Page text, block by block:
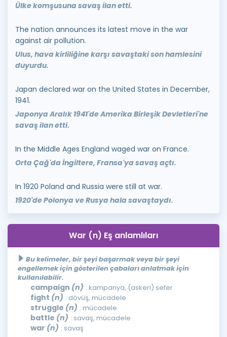
Ülke komşusuna savaş ilan etti.
The nation announces its latest move in the war
against air pollution.
Ulus, hava kirliliğine karşı savaştaki son hamlesini
duyurdu.
Japan declared war on the United States in December,
1941.
Japonya Aralık 1941'de Amerika Birleşik Devletleri'ne
savaş ilan etti.
In the Middle Ages England waged war on France.
Orta Çağ'da İngiltere, Fransa'ya savaş açtı.
In 1920 Poland and Russia were still at war.
1920'de Polonya ve Rusya hala savaştaydı.
War (n) Eş anlamlıları
Bu kelimeler, bir şeyi başarmak veya bir şeyi
engellemek için gösterilen çabaları anlatmak için
kullanılabilir.
campaign (n) : kampanya, (askeri) sefer
fight (n) : dövüş, mücadele
struggle (n) : mücadele
battle (n) : savaş, mücadele
war (n) : savaş